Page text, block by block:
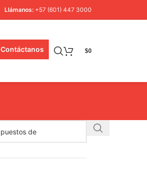
Llámanos: +57 (601) 447 3000
Contáctanos $0